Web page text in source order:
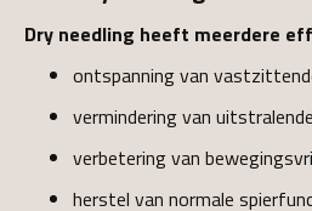
Dry needling heeft meerdere
ontspanning van
vermindering van
verbetering van
herstel van normale